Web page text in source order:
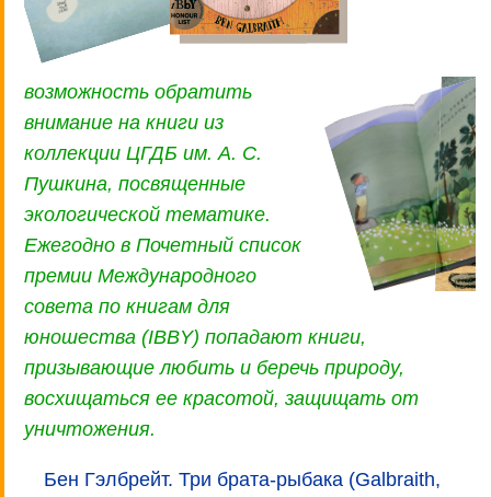
возможность обратить
внимание на книги из
коллекции ЦГДБ им. А. С.
Пушкина, посвященные
экологической тематике.
Ежегодно в Почетный список
премии Международного
совета по книгам для
юношества (IBBY) попадают книги,
призывающие любить и беречь природу,
восхищаться ее красотой, защищать от
уничтожения.
Бен Гэлбрейт. Три брата-рыбака (Galbraith,